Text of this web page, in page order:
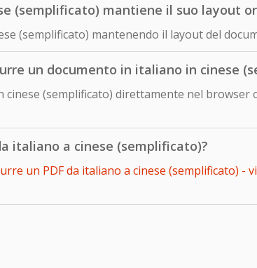
(semplificato) mantiene il suo layout
(semplificato) mantenendo il layout del
un documento in italiano in cinese
(semplificato) direttamente nel browser
italiano a cinese (semplificato)?
un PDF da italiano a cinese (semplificato) -